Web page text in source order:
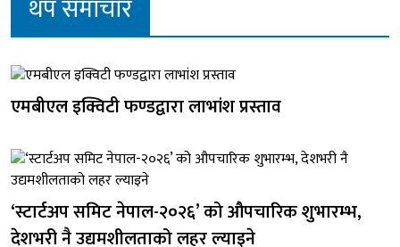
थप समाचार
एमबीएल इक्विटी फण्डद्वारा लाभांश प्रस्ताव
‘स्टार्टअप समिट नेपाल-२०२६’ को औपचारिक शुभारम्भ,
देशभरी नै उद्यमशीलताको लहर ल्याइने